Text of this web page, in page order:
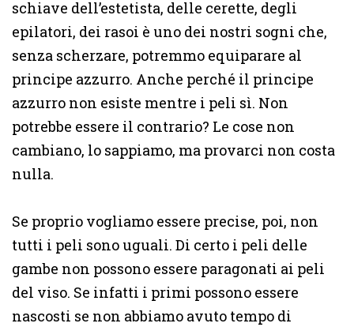
schiave dell’estetista, delle cerette, degli
epilatori, dei rasoi è uno dei nostri sogni che,
senza scherzare, potremmo equiparare al
principe azzurro. Anche perché il principe
azzurro non esiste mentre i peli sì. Non
potrebbe essere il contrario? Le cose non
cambiano, lo sappiamo, ma provarci non costa
nulla.
Se proprio vogliamo essere precise, poi, non
tutti i peli sono uguali. Di certo i peli delle
gambe non possono essere paragonati ai peli
del viso. Se infatti i primi possono essere
nascosti se non abbiamo avuto tempo di